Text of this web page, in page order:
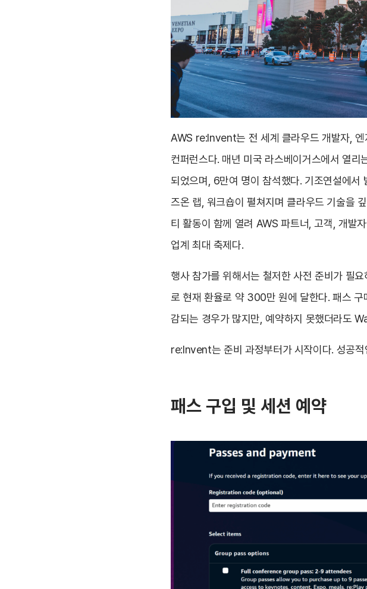
AWS re:Invent는 전 세계 클라우드 개발자,
컨퍼런스다. 매년 미국 라스베이거스에서 열
되었으며, 6만여 명이 참석했다. 기조연설에
즈온 랩, 워크숍이 펼쳐지며 클라우드 기술을
티 활동이 함께 열려 AWS 파트너, 고객, 개발
업계 최대 축제다.
행사 참가를 위해서는 철저한 사전 준비가 필
로 현재 환율로 약 300만 원에 달한다. 패스
감되는 경우가 많지만, 예약하지 못했더라도
re:Invent는 준비 과정부터가 시작이다. 성공
패스 구입 및 세션 예약